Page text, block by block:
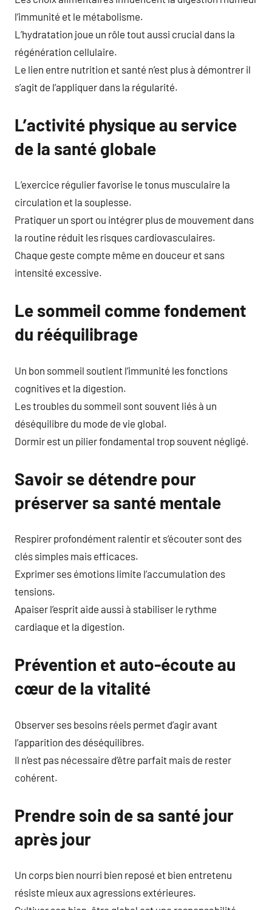
l’immunité et le métabolisme.
L’hydratation joue un rôle tout aussi crucial dans la
régénération cellulaire.
Le lien entre nutrition et santé n’est plus à démontrer il
s’agit de l’appliquer dans la régularité.
L’activité physique au service
de la santé globale
L’exercice régulier favorise le tonus musculaire la
circulation et la souplesse.
Pratiquer un sport ou intégrer plus de mouvement dans
la routine réduit les risques cardiovasculaires.
Chaque geste compte même en douceur et sans
intensité excessive.
Le sommeil comme fondement
du rééquilibrage
Un bon sommeil soutient l’immunité les fonctions
cognitives et la digestion.
Les troubles du sommeil sont souvent liés à un
déséquilibre du mode de vie global.
Dormir est un pilier fondamental trop souvent négligé.
Savoir se détendre pour
préserver sa santé mentale
Respirer profondément ralentir et s’écouter sont des
clés simples mais efficaces.
Exprimer ses émotions limite l’accumulation des
tensions.
Apaiser l’esprit aide aussi à stabiliser le rythme
cardiaque et la digestion.
Prévention et auto-écoute au
cœur de la vitalité
Observer ses besoins réels permet d’agir avant
l’apparition des déséquilibres.
Il n’est pas nécessaire d’être parfait mais de rester
cohérent.
Prendre soin de sa santé jour
après jour
Un corps bien nourri bien reposé et bien entretenu
résiste mieux aux agressions extérieures.